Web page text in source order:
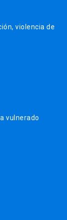
violencia de
vulnerado